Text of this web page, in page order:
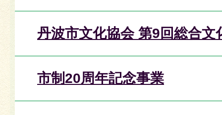
丹波市文化協会 第9回総合文
市制20周年記念事業